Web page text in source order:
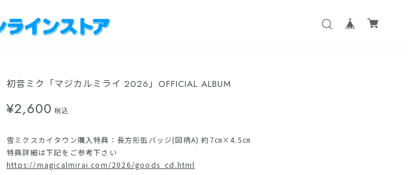
初音ミク「マジカルミライ 2026」OFFICIAL ALBUM
¥2,600 税込
雪ミクスカイタウン購入特典：長方形缶バッジ(図柄A) 約7㎝×4.5㎝
特典詳細は下記をご参考下さい
https://magicalmirai.com/2026/goods_cd.html